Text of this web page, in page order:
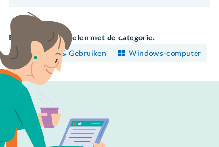
Bekijk meer artikelen met de categorie:
Bedienen & Gebruiken
Windows-computer